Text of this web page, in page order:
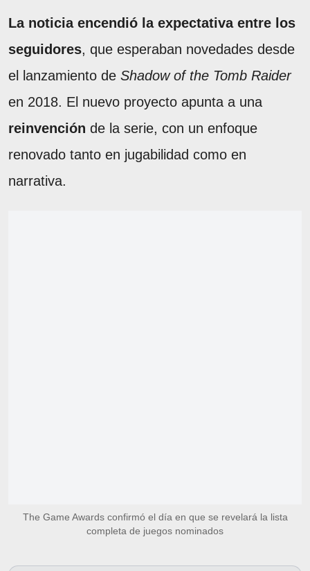
La noticia encendió la expectativa entre los
seguidores, que esperaban novedades desde
el lanzamiento de Shadow of the Tomb Raider
en 2018. El nuevo proyecto apunta a una
reinvención de la serie, con un enfoque
renovado tanto en jugabilidad como en
narrativa.
The Game Awards confirmó el día en que se revelará la lista
completa de juegos nominados